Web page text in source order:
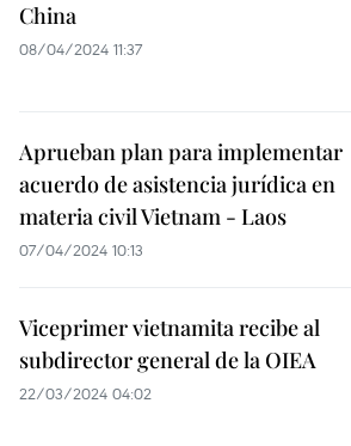
China
08/04/2024 11:37
Aprueban plan para implementar
acuerdo de asistencia jurídica en
materia civil Vietnam - Laos
07/04/2024 10:13
Viceprimer vietnamita recibe al
subdirector general de la OIEA
22/03/2024 04:02